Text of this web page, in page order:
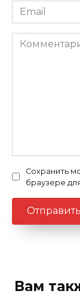
Email
Комментарий
Сохранить
браузере
Вам